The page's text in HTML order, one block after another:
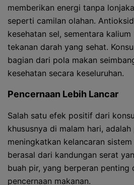
memberikan energi tanpa
seperti camilan olahan.
kesehatan sel, sementara
tekanan darah yang sehat.
bagian dari pola makan
kesehatan secara keseluruhan.
Pencernaan Lebih Lancar
Salah satu efek positif dari
khususnya di malam hari,
meningkatkan kelancaran
berasal dari kandungan serat
buah pir, yang berperan penting
pencernaan makanan.